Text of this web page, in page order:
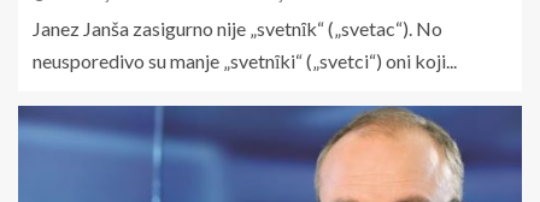
Janez Janša zasigurno nije „svetnȋk“ („svetac“). No
neusporedivo su manje „svetnȋki“ („svetci“) oni koji...